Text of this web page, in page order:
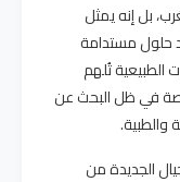
بل إنه يمثل
حلول مستدامة
الطبيعية تُلهم
في ظل البحث عن
والطبية.
الجديدة من